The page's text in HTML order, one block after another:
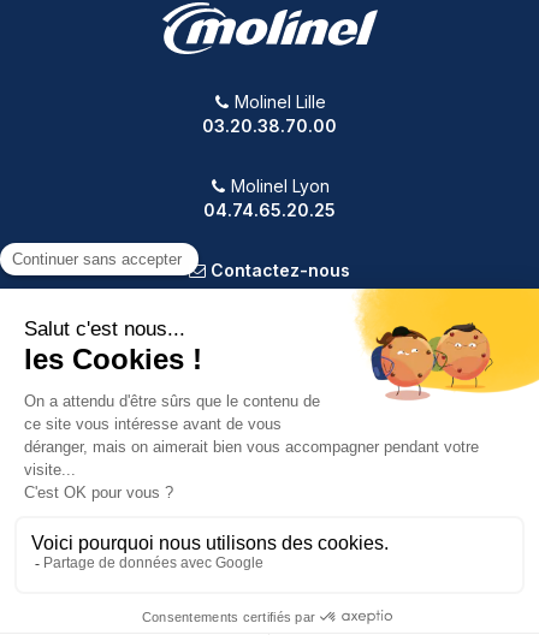
Molinel Lille
03.20.38.70.00
Molinel Lyon
04.74.65.20.25
Contactez-nous
PRODUITS
NOTRE SOCIÉTÉ
VOTRE COMPTE
INFORMATIONS